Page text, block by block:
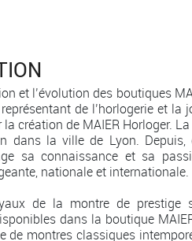
et l’évolution des boutiques
de l’horlogerie et la
création de MAIER Horloger.
dans la ville de Lyon. Depuis,
sa connaissance et sa
nationale et internationale.
de la montre de prestige
dans la boutique
de montres classiques